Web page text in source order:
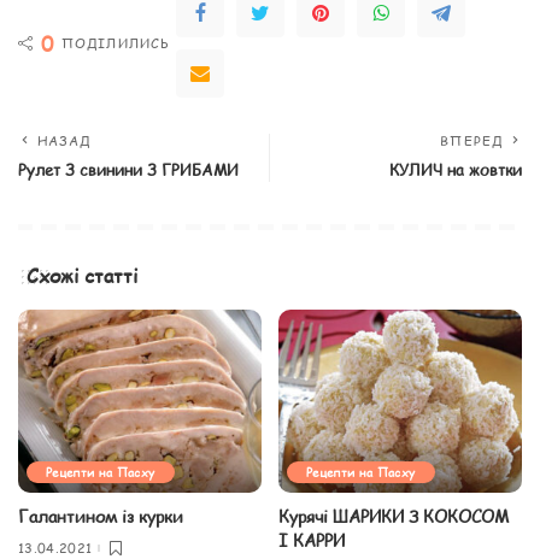
0 ПОДІЛИЛИСЬ
НАЗАД
Рулет З свинини З ГРИБАМИ
ВПЕРЕД
КУЛИЧ на жовтки
Схожі статті
Рецепти на Пасху
Галантином із курки
13.04.2021
Рецепти на Пасху
Курячі ШАРИКИ З КОКОСОМ
І КАРРИ